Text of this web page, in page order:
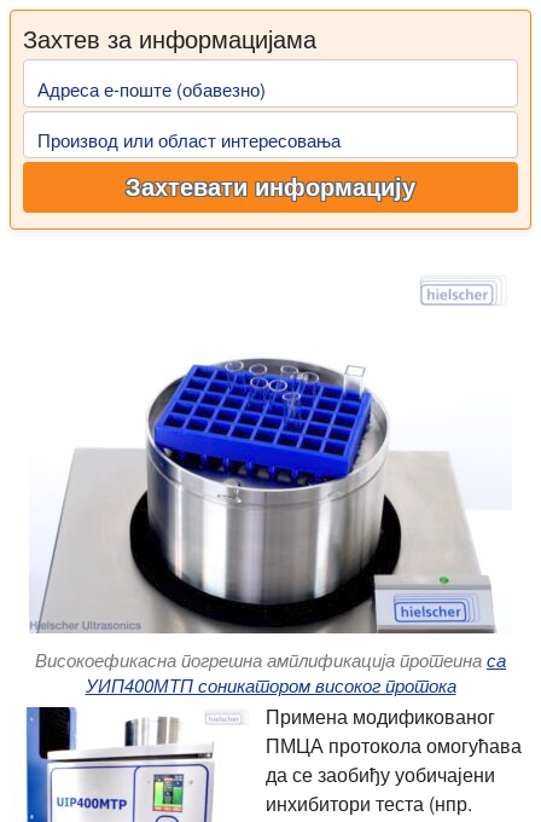
Захтев за информацијама
Адреса е-поште (обавезно)
Производ или област интересовања
Захтевати информацију
Високоефикасна погрешна амплификација протеинаса
УИП400МТП соникатором високог протока
Примена модификованог
ПМЦА протокола омогућава
да се заобиђу уобичајени
инхибитори теста (нпр.